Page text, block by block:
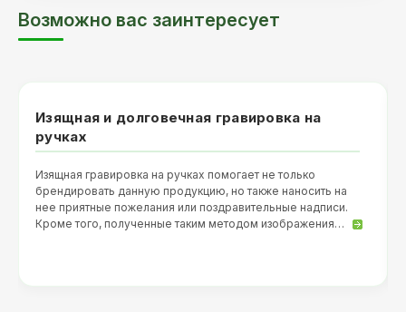
Возможно вас заинтересует
Изящная и долговечная гравировка на
ручках
Изящная гравировка на ручках помогает не только
брендировать данную продукцию, но также наносить на
нее приятные пожелания или поздравительные надписи.
Кроме того, полученные таким методом изображения…